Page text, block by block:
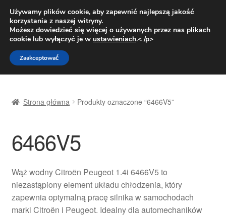
DOSTAWA od 31 zł
Pn.-pt. 9:00-16:00800 003 167
Przejdź
do
nawigacji
Przejdź
do
treści
Dostawa
Dostawa na cały świat
Moje konto
Strona główna Produkty oznaczone “6466V5”
6466V5
Wąż wodny Citroën Peugeot 1.4i 6466V5 to
niezastąpiony element układu chłodzenia, który
zapewnia optymalną pracę silnika w samochodach
marki Citroën i Peugeot. Idealny dla automechaników
Używamy plików cookie, aby zapewnić najlepszą jakość
korzystania z naszej witryny.
Możesz dowiedzieć się więcej o używanych przez nas plikach
cookie lub wyłączyć je w ustawieniach.< /p>
Zaakceptować